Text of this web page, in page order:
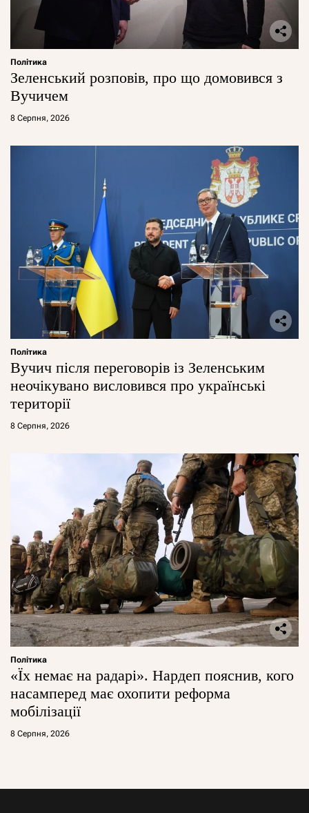
Політика
Зеленський розповів, про що домовився з
Вучичем
8 Серпня, 2026
Політика
Вучич після переговорів із Зеленським
неочікувано висловився про українські
території
8 Серпня, 2026
Політика
«Їх немає на радарі». Нардеп пояснив, кого
насамперед має охопити реформа
мобілізації
8 Серпня, 2026